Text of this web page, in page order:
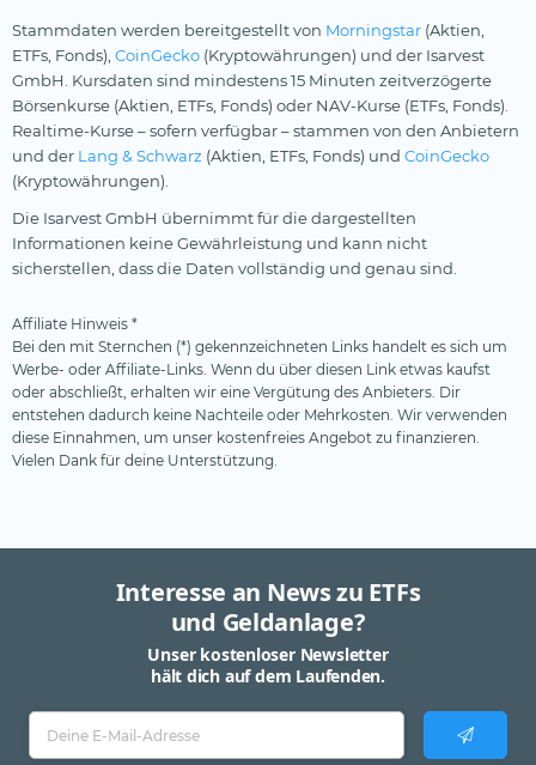
Stammdaten werden bereitgestellt von Morningstar (Aktien,
ETFs, Fonds), CoinGecko (Kryptowährungen) und der Isarvest
GmbH. Kursdaten sind mindestens 15 Minuten zeitverzögerte
Börsenkurse (Aktien, ETFs, Fonds) oder NAV-Kurse (ETFs, Fonds).
Realtime-Kurse – sofern verfügbar – stammen von den Anbietern
und der Lang & Schwarz (Aktien, ETFs, Fonds) und CoinGecko
(Kryptowährungen).
Die Isarvest GmbH übernimmt für die dargestellten
Informationen keine Gewährleistung und kann nicht
sicherstellen, dass die Daten vollständig und genau sind.
Affiliate Hinweis *
Bei den mit Sternchen (*) gekennzeichneten Links handelt es sich um
Werbe- oder Affiliate-Links. Wenn du über diesen Link etwas kaufst
oder abschließt, erhalten wir eine Vergütung des Anbieters. Dir
entstehen dadurch keine Nachteile oder Mehrkosten. Wir verwenden
diese Einnahmen, um unser kostenfreies Angebot zu finanzieren.
Vielen Dank für deine Unterstützung.
Interesse an News zu ETFs
und Geldanlage?
Unser kostenloser Newsletter
hält dich auf dem Laufenden.